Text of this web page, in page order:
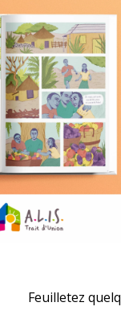
Feuilletez